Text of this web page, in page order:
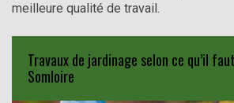
meilleure qualité de travail.
Travaux de jardinage selon ce qu’il
Somloire